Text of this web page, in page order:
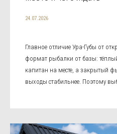
24.07.2026
Главное отличие Ура-Губы от
формат рыбалки от базы:
капитан на месте, а закрытый
выходы стабильнее. Поэтому